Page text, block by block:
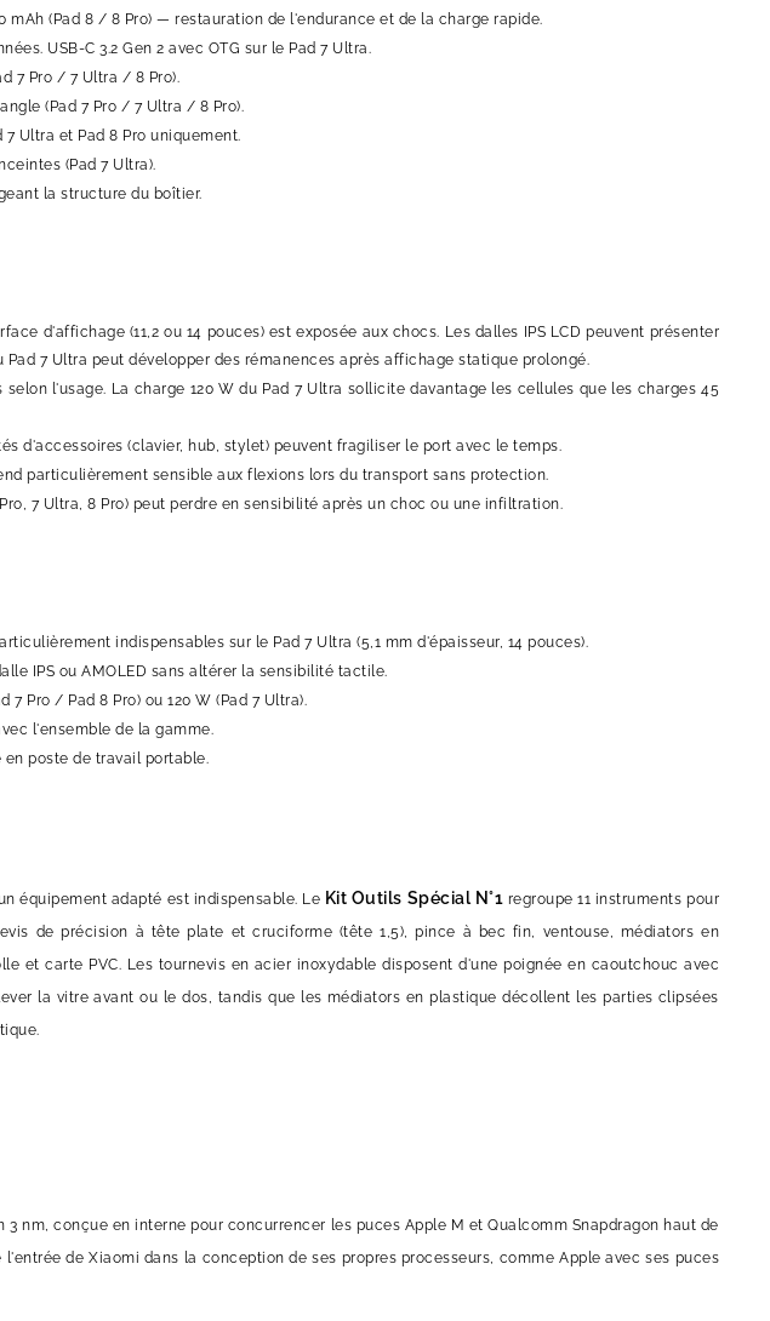
mAh (Pad 8 / 8 Pro) — restauration de l'endurance et de la charge rapide.
USB-C 3.2 Gen 2 avec OTG sur le Pad 7 Ultra.
7 Pro / 7 Ultra / 8 Pro).
(Pad 7 Pro / 7 Ultra / 8 Pro).
Ultra et Pad 8 Pro uniquement.
(Pad 7 Ultra).
la structure du boîtier.
d'affichage (11,2 ou 14 pouces) est exposée aux chocs. Les dalles IPS LCD peuvent présenter
7 Ultra peut développer des rémanences après affichage statique prolongé.
selon l'usage. La charge 120 W du Pad 7 Ultra sollicite davantage les cellules que les charges 45
d'accessoires (clavier, hub, stylet) peuvent fragiliser le port avec le temps.
particulièrement sensible aux flexions lors du transport sans protection.
7 Ultra, 8 Pro) peut perdre en sensibilité après un choc ou une infiltration.
indispensables sur le Pad 7 Ultra (5,1 mm d'épaisseur, 14 pouces).
IPS ou AMOLED sans altérer la sensibilité tactile.
7 Pro / Pad 8 Pro) ou 120 W (Pad 7 Ultra).
l'ensemble de la gamme.
poste de travail portable.
équipement adapté est indispensable. Le Kit Outils Spécial N°1 regroupe 11 instruments pour
de précision à tête plate et cruciforme (tête 1,5), pince à bec fin, ventouse, médiators en
et carte PVC. Les tournevis en acier inoxydable disposent d'une poignée en caoutchouc avec
la vitre avant ou le dos, tandis que les médiators en plastique décollent les parties clipsées
nm, conçue en interne pour concurrencer les puces Apple M et Qualcomm Snapdragon haut de
de Xiaomi dans la conception de ses propres processeurs, comme Apple avec ses puces